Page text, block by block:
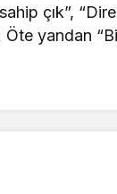
çık”,
Öte yandan